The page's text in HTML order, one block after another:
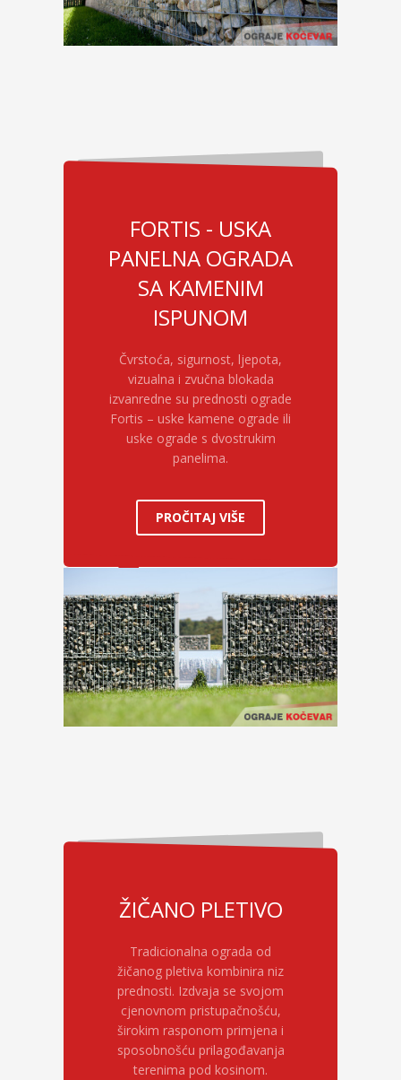
FORTIS - USKA
PANELNA OGRADA
SA KAMENIM
ISPUNOM
Čvrstoća, sigurnost, ljepota,
vizualna i zvučna blokada
izvanredne su prednosti ograde
Fortis – uske kamene ograde ili
uske ograde s dvostrukim
panelima.
PROČITAJ VIŠE
ŽIČANO PLETIVO
Tradicionalna ograda od
žičanog pletiva kombinira niz
prednosti. Izdvaja se svojom
cjenovnom pristupačnošću,
širokim rasponom primjena i
sposobnošću prilagođavanja
terenima pod kosinom.